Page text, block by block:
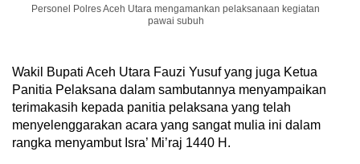
Personel Polres Aceh Utara mengamankan pelaksanaan kegiatan
pawai subuh
Wakil Bupati Aceh Utara Fauzi Yusuf yang juga Ketua
Panitia Pelaksana dalam sambutannya menyampaikan
terimakasih kepada panitia pelaksana yang telah
menyelenggarakan acara yang sangat mulia ini dalam
rangka menyambut Isra’ Mi’raj 1440 H.